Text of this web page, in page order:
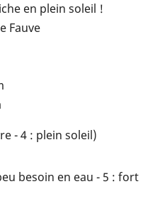
en plein soleil !
Fauve
- 4 : plein soleil)
besoin en eau - 5 : fort